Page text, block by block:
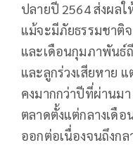
ปลายปี 2564 ส่งผล
แม้จะมีภัยธรรมชาติ
และเดือนกุมภาพันธ์
และลูกร่วงเสียหาย
คงมากกว่าปีที่ผ่านม
ตลาดตั้งแต่กลางเดื
ออกต่อเนื่องจนถึงก